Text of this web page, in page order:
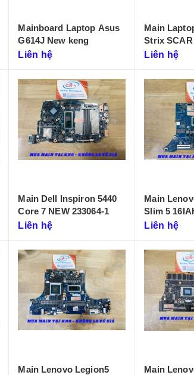
Mainboard Laptop Asus
G614J New keng
Liên hệ
Main
Strix SCAR
Liên hệ
Main Dell Inspiron 5440
Core 7 NEW 233064-1
Liên hệ
Main
Slim 5
Liên hệ
Main Lenovo Legion5
Main